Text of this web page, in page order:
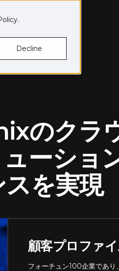
.
Decline
のクラ
ーショ
を実現
顧客プロファ
フォーチュン100企業であ